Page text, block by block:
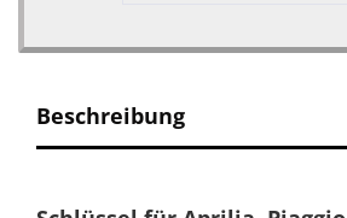
Beschreibung